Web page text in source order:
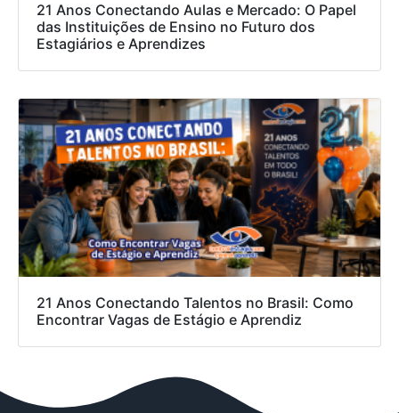
21 Anos Conectando Aulas e Mercado: O Papel
das Instituições de Ensino no Futuro dos
Estagiários e Aprendizes
21 Anos Conectando Talentos no Brasil: Como
Encontrar Vagas de Estágio e Aprendiz